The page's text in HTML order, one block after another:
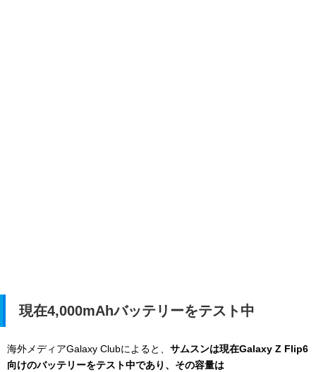
現在4,000mAhバッテリーをテスト中
海外メディアGalaxy Clubによると、 サムスンは現在Galaxy Z Flip6
向けのバッテリーをテスト中であり、その容量は